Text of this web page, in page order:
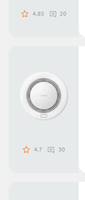
4.85 20
4.7 30